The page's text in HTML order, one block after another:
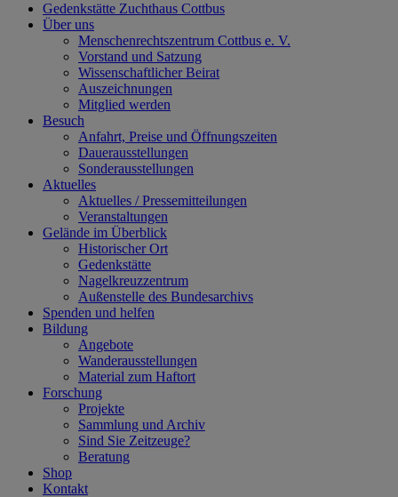
Gedenkstätte Zuchthaus Cottbus
Über uns
Menschenrechtszentrum Cottbus e. V.
Vorstand und Satzung
Wissenschaftlicher Beirat
Auszeichnungen
Mitglied werden
Besuch
Anfahrt, Preise und Öffnungszeiten
Dauerausstellungen
Sonderausstellungen
Aktuelles
Aktuelles / Pressemitteilungen
Veranstaltungen
Gelände im Überblick
Historischer Ort
Gedenkstätte
Nagelkreuzzentrum
Außenstelle des Bundesarchivs
Spenden und helfen
Bildung
Angebote
Wanderausstellungen
Material zum Haftort
Forschung
Projekte
Sammlung und Archiv
Sind Sie Zeitzeuge?
Beratung
Shop
Kontakt